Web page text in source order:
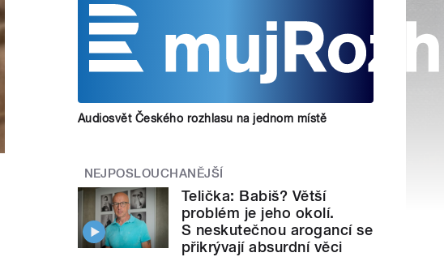
Audiosvět Českého rozhlasu na jednom místě
NEJPOSLOUCHANĚJŠÍ
Telička: Babiš? Větší
problém je jeho okolí.
S neskutečnou arogancí se
přikrývají absurdní věci